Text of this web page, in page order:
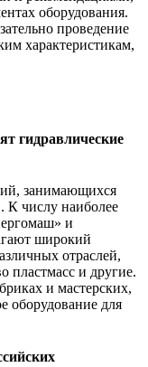
оборудования.
проведение
характеристикам,
гидравлические
занимающихся
К числу наиболее
и
широкий
отраслей,
пластмасс и другие.
и мастерских,
оборудование для